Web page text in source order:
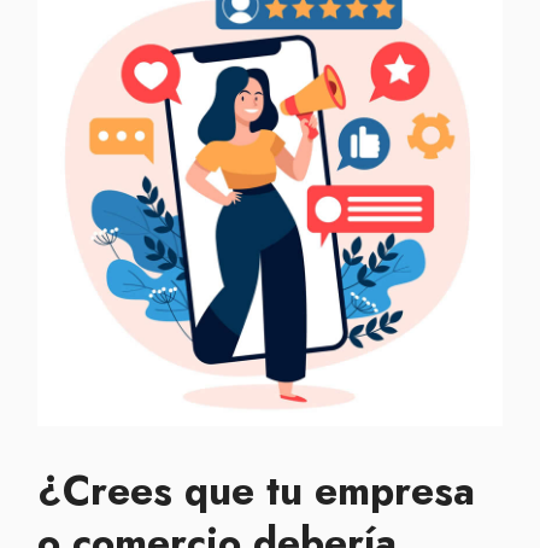
¿Crees que tu empresa